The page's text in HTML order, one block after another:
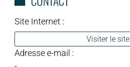
Site Internet :
Visiter le site
Adresse e-mail :